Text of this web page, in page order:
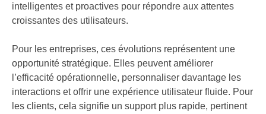
intelligentes et proactives pour répondre aux attentes
croissantes des utilisateurs.
Pour les entreprises, ces évolutions représentent une
opportunité stratégique. Elles peuvent améliorer
l’efficacité opérationnelle, personnaliser davantage les
interactions et offrir une expérience utilisateur fluide. Pour
les clients, cela signifie un support plus rapide, pertinent